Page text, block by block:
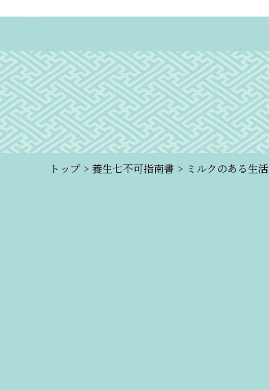
トップ > 養生七不可指南書 > ミルクのある生活